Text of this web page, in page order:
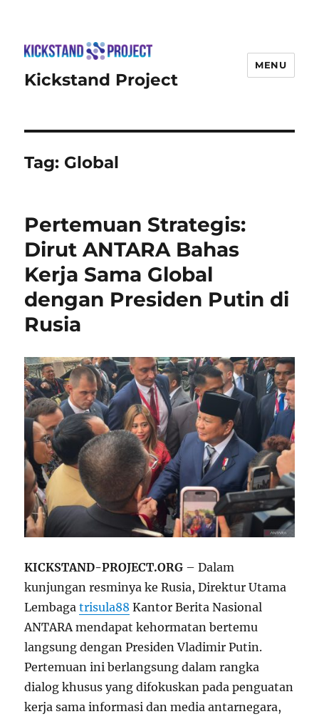
Kickstand Project
MENU
Tag: Global
Pertemuan Strategis:
Dirut ANTARA Bahas
Kerja Sama Global
dengan Presiden Putin di
Rusia
KICKSTAND-PROJECT.ORG – Dalam
kunjungan resminya ke Rusia, Direktur Utama
Lembagatrisula88 Kantor Berita Nasional
ANTARA mendapat kehormatan bertemu
langsung dengan Presiden Vladimir Putin.
Pertemuan ini berlangsung dalam rangka
dialog khusus yang difokuskan pada penguatan
kerja sama informasi dan media antarnegara,